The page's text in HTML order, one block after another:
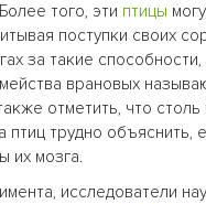
того, эти птицы
поступки своих
за такие способности,
врановых
отметить, что
птиц трудно объяснить,
их мозга.
исследователи